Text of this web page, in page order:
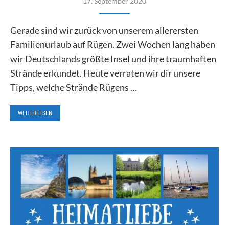
Gerade sind wir zurück von unserem allerersten
Familienurlaub auf Rügen. Zwei Wochen lang haben
wir Deutschlands größte Insel und ihre traumhaften
Strände erkundet. Heute verraten wir dir unsere
Tipps, welche Strände Rügens …
WEITERLESEN